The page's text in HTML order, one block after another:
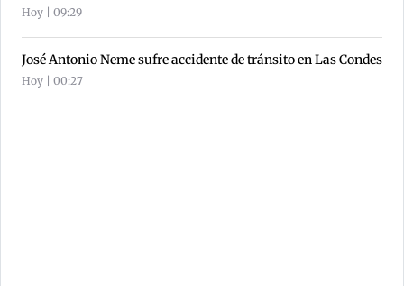
Hoy | 09:29
José Antonio Neme sufre accidente de tránsito en Las Condes
Hoy | 00:27